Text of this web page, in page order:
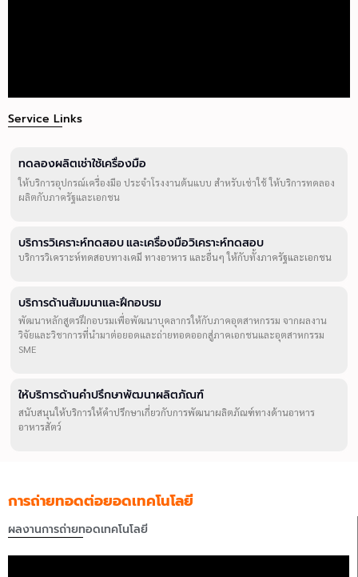
Service Links
ทดลองผลิตเช่าใช้เครื่องมือ
ให้บริการอุปกรณ์เครื่องมือ ประจำโรงงานต้นแบบ สำหรับเช่าใช้ ให้บริการทดลอง
ผลิตกับภาครัฐและเอกชน
บริการวิเคราะห์ทดสอบ และเครื่องมือวิเคราะห์ทดสอบ
บริการวิเคราะห์ทดสอบทางเคมี ทางอาหาร และอื่นๆ ให้กับทั้งภาครัฐและเอกชน
บริการด้านสัมมนาและฝึกอบรม
พัฒนาหลักสูตรฝึกอบรมเพื่อพัฒนาบุคลากรให้กับภาคอุตสาหกรรม จากผลงาน
วิจัยและวิชาการที่นำมาต่อยอดและถ่ายทอดออกสู่ภาคเอกชนและอุตสาหกรรม
SME
ให้บริการด้านคำปรึกษาพัฒนาผลิตภัณฑ์
สนับสนุนให้บริการให้คำปรึกษาเกี่ยวกับการพัฒนาผลิตภัณฑ์ทางด้านอาหาร
อาหารสัตว์
การถ่ายทอดต่อยอดเทคโนโลยี
ผลงานการถ่ายทอดเทคโนโลยี